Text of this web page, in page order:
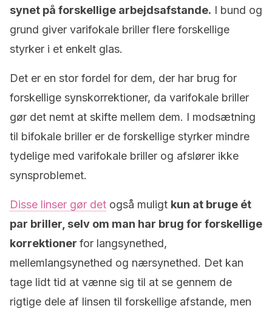
synet på forskellige arbejdsafstande. I bund og
grund giver varifokale briller flere forskellige
styrker i et enkelt glas.
Det er en stor fordel for dem, der har brug for
forskellige synskorrektioner, da varifokale briller
gør det nemt at skifte mellem dem. I modsætning
til bifokale briller er de forskellige styrker mindre
tydelige med varifokale briller og afslører ikke
synsproblemet.
Disse linser gør det også muligt kun at bruge ét
par briller, selv om man har brug for forskellige
korrektioner for langsynethed,
mellemlangsynethed og nærsynethed. Det kan
tage lidt tid at vænne sig til at se gennem de
rigtige dele af linsen til forskellige afstande, men